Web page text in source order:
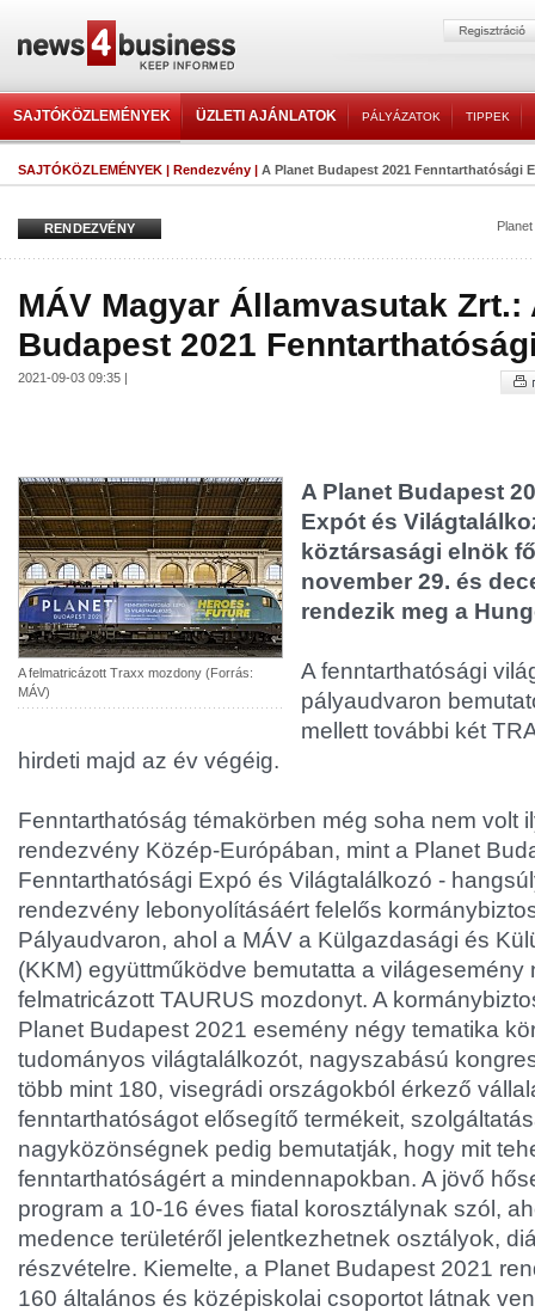
SAJTÓKÖZLEMÉNYEK ÜZLETI AJÁNLATOK PÁLYÁZATOK TIPPEK
SAJTÓKÖZLEMÉNYEK | Rendezvény | A Planet Budapest 2021 Fenntarthatósági
RENDEZVÉNY
MÁV Magyar Államvasutak Zrt.:
Budapest 2021
2021-09-03 09:35 |
A felmatricázott Traxx mozdony (Forrás:
MÁV)
A Planet Budapest
Expót és
köztársasági elnök
november 29. és
rendezik meg a
A fenntarthatósági
pályaudvaron
mellett további két
hirdeti majd az év végéig.
Fenntarthatóság témakörben még soha nem volt
rendezvény Közép-Európában, mint a Planet
Fenntarthatósági Expó és Világtalálkozó -
rendezvény lebonyolításáért felelős
Pályaudvaron, ahol a MÁV a Külgazdasági és
(KKM) együttműködve bemutatta a világesemény
felmatricázott TAURUS mozdonyt. A
Planet Budapest 2021 esemény négy tematika
tudományos világtalálkozót, nagyszabású
több mint 180, visegrádi országokból érkező
fenntarthatóságot elősegítő termékeit,
nagyközönségnek pedig bemutatják, hogy mit
fenntarthatóságért a mindennapokban. A jövő
program a 10-16 éves fiatal korosztálynak szól,
medence területéről jelentkezhetnek osztályok,
részvételre. Kiemelte, a Planet Budapest 2021
160 általános és középiskolai csoportot látnak